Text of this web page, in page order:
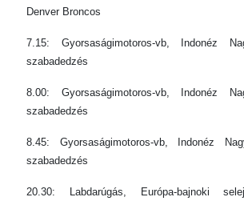
Denver Broncos
7.15: Gyorsaságimotoros-vb, Indonéz
szabadedzés
8.00: Gyorsaságimotoros-vb, Indonéz
szabadedzés
8.45: Gyorsaságimotoros-vb, Indonéz
szabadedzés
20.30: Labdarúgás, Európa-bajnoki